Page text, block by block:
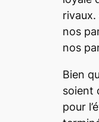
rivaux.
nos
nos
Bien
soient
pour